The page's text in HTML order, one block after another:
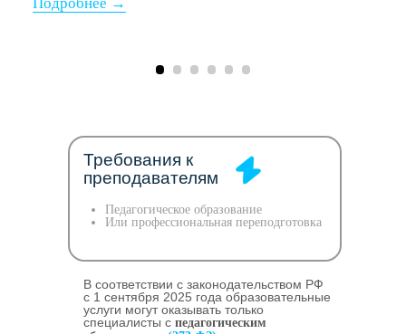
Педагогическое образование
Или профессиональная переподготовка
В соответствии с законодательством РФ
c 1 сентября 2025 года образовательные
услуги могут оказывать только
специалисты с педагогическим
Требования к
преподавателям